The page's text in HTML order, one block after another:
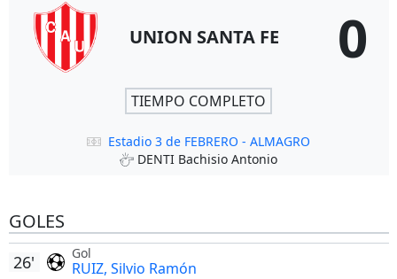
UNION SANTA FE 0
TIEMPO COMPLETO
Estadio 3 de FEBRERO - ALMAGRO
DENTI Bachisio Antonio
GOLES
Gol
RUIZ, Silvio Ramón
26'